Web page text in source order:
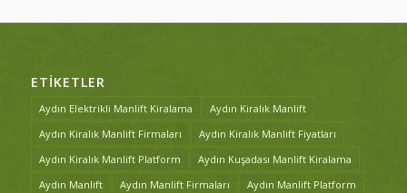
ETIKETLER
Aydın Elektrikli Manlift Kiralama
Aydın Kiralık Manlift
Aydın Kiralık Manlift Firmaları
Aydın Kiralık Manlift Fiyatları
Aydın Kiralık Manlift Platform
Aydın Kuşadası Manlift Kiralama
Aydın Manlift
Aydın Manlift Firmaları
Aydın Manlift Platform